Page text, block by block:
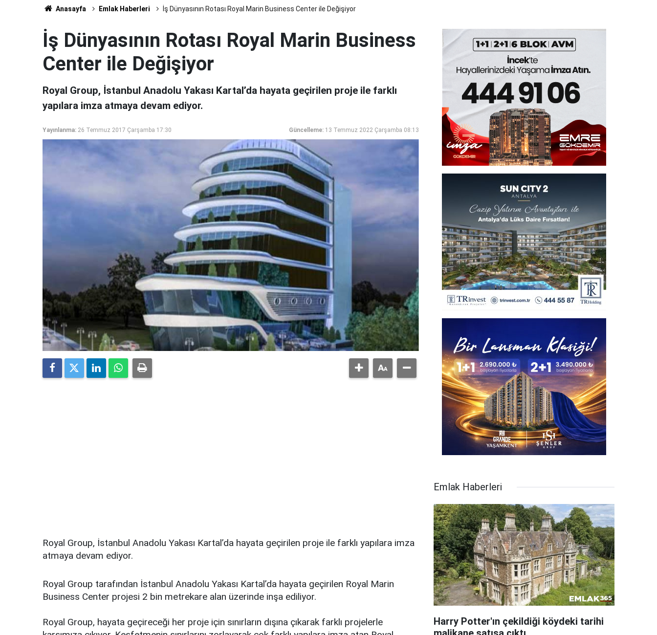
Anasayfa Emlak Haberleri İş Dünyasının Rotası Royal Marin Business Center ile Değişiyor
İş Dünyasının Rotası Royal Marin Business
Center ile Değişiyor
Royal Group, İstanbul Anadolu Yakası Kartal’da hayata geçirilen proje ile farklı
yapılara imza atmaya devam ediyor.
Yayınlanma: 26 Temmuz 2017 Çarşamba 17:30 Güncelleme: 13 Temmuz 2022 Çarşamba 08:13
Royal Group, İstanbul Anadolu Yakası Kartal’da hayata geçirilen proje ile farklı yapılara imza
atmaya devam ediyor.
Royal Group tarafından İstanbul Anadolu Yakası Kartal’da hayata geçirilen Royal Marin
Business Center projesi 2 bin metrekare alan üzerinde inşa ediliyor.
Royal Group, hayata geçireceği her proje için sınırların dışına çıkarak farklı projelerle
Emlak Haberleri
Harry Potter'ın çekildiği köydeki tarihi